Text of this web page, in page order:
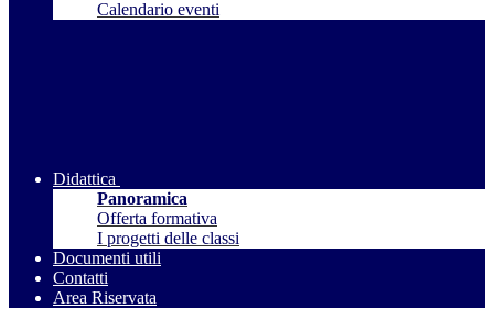
Calendario eventi
Didattica
Panoramica
Offerta formativa
I progetti delle classi
Documenti utili
Contatti
Area Riservata